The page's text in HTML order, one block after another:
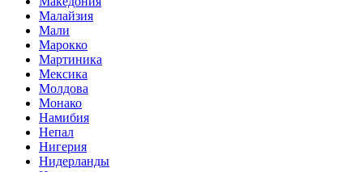
Малайзия
Мали
Марокко
Мартиника
Мексика
Молдова
Монако
Намибия
Непал
Нигерия
Нидерланды